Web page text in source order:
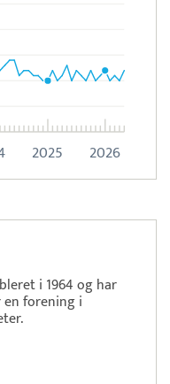
2025 2026
i 1964 og har
en forening i